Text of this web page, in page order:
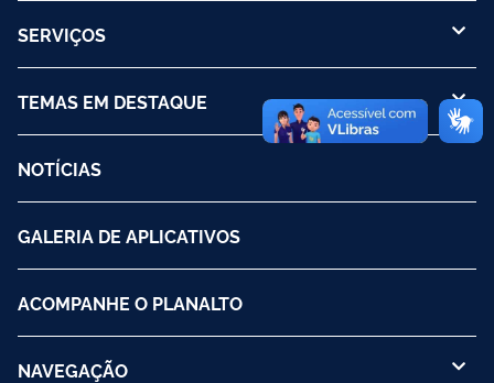
SERVIÇOS
TEMAS EM DESTAQUE
NOTÍCIAS
GALERIA DE APLICATIVOS
ACOMPANHE O PLANALTO
NAVEGAÇÃO